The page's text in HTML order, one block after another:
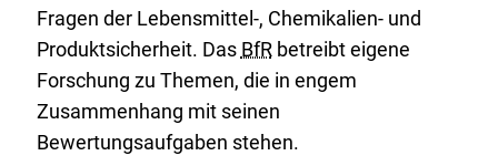
Fragen der Lebensmittel-, Chemikalien- und
Produktsicherheit. Das BfRbetreibt eigene
Forschung zu Themen, die in engem
Zusammenhang mit seinen
Bewertungsaufgaben stehen.